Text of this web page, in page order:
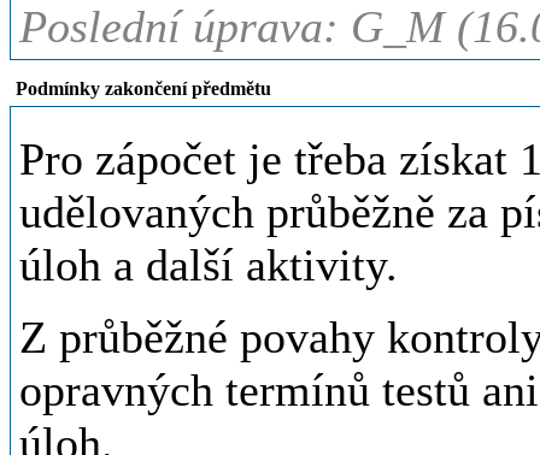
Poslední úprava: G_M
Podmínky zakončení předmětu
Pro zápočet je třeba získat
udělovaných průběžně za
úloh a další aktivity.
Z průběžné povahy
opravných termínů testů
úloh.